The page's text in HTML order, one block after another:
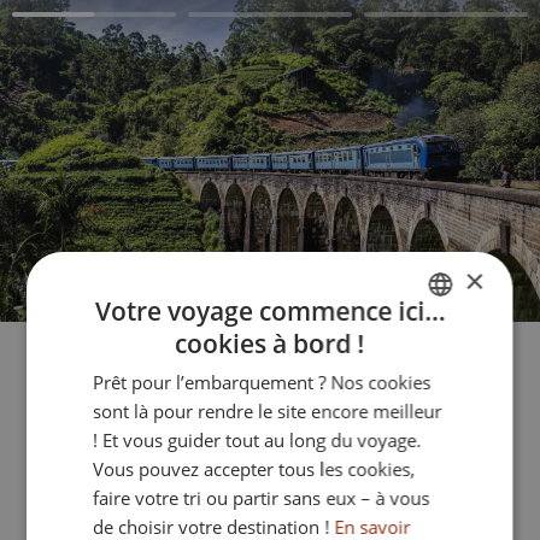
Rejoignez un petit groupe
ENGLISH
GERMAN
×
Votre voyage commence ici…
cookies à bord !
Prêt pour l’embarquement ? Nos cookies
sont là pour rendre le site encore meilleur
! Et vous guider tout au long du voyage.
Vous pouvez accepter tous les cookies,
faire votre tri ou partir sans eux – à vous
de choisir votre destination ! En savoir